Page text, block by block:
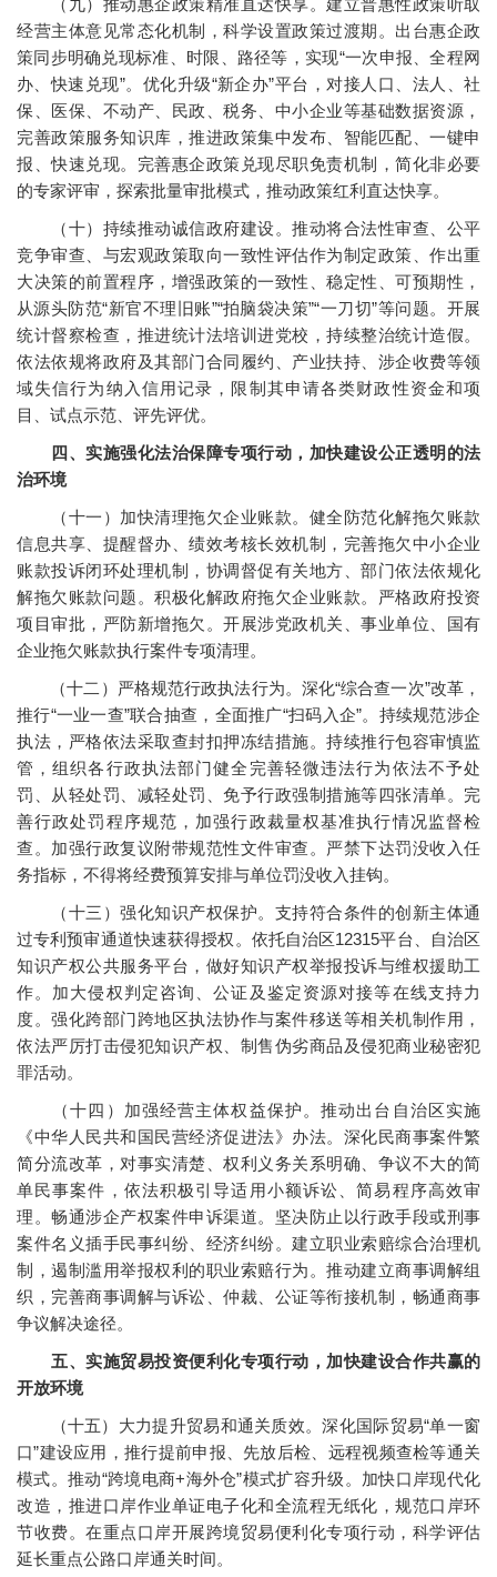
经营主体意见常态化机制，科学设置政策过渡期。出台惠企政
策同步明确兑现标准、时限、路径等，实现“一次申报、全程网
办、快速兑现”。优化升级“新企办”平台，对接人口、法人、社
保、医保、不动产、民政、税务、中小企业等基础数据资源，
完善政策服务知识库，推进政策集中发布、智能匹配、一键申
报、快速兑现。完善惠企政策兑现尽职免责机制，简化非必要
的专家评审，探索批量审批模式，推动政策红利直达快享。
（十）持续推动诚信政府建设。推动将合法性审查、公平
竞争审查、与宏观政策取向一致性评估作为制定政策、作出重
大决策的前置程序，增强政策的一致性、稳定性、可预期性，
从源头防范“新官不理旧账”“拍脑袋决策”“一刀切”等问题。开展
统计督察检查，推进统计法培训进党校，持续整治统计造假。
依法依规将政府及其部门合同履约、产业扶持、涉企收费等领
域失信行为纳入信用记录，限制其申请各类财政性资金和项
目、试点示范、评先评优。
四、实施强化法治保障专项行动，加快建设公正透明的法
治环境
（十一）加快清理拖欠企业账款。健全防范化解拖欠账款
信息共享、提醒督办、绩效考核长效机制，完善拖欠中小企业
账款投诉闭环处理机制，协调督促有关地方、部门依法依规化
解拖欠账款问题。积极化解政府拖欠企业账款。严格政府投资
项目审批，严防新增拖欠。开展涉党政机关、事业单位、国有
企业拖欠账款执行案件专项清理。
（十二）严格规范行政执法行为。深化“综合查一次”改革，
推行“一业一查”联合抽查，全面推广“扫码入企”。持续规范涉企
执法，严格依法采取查封扣押冻结措施。持续推行包容审慎监
管，组织各行政执法部门健全完善轻微违法行为依法不予处
罚、从轻处罚、减轻处罚、免予行政强制措施等四张清单。完
善行政处罚程序规范，加强行政裁量权基准执行情况监督检
查。加强行政复议附带规范性文件审查。严禁下达罚没收入任
务指标，不得将经费预算安排与单位罚没收入挂钩。
（十三）强化知识产权保护。支持符合条件的创新主体通
过专利预审通道快速获得授权。依托自治区12315平台、自治区
知识产权公共服务平台，做好知识产权举报投诉与维权援助工
作。加大侵权判定咨询、公证及鉴定资源对接等在线支持力
度。强化跨部门跨地区执法协作与案件移送等相关机制作用，
依法严厉打击侵犯知识产权、制售伪劣商品及侵犯商业秘密犯
罪活动。
（十四）加强经营主体权益保护。推动出台自治区实施
《中华人民共和国民营经济促进法》办法。深化民商事案件繁
简分流改革，对事实清楚、权利义务关系明确、争议不大的简
单民事案件，依法积极引导适用小额诉讼、简易程序高效审
理。畅通涉企产权案件申诉渠道。坚决防止以行政手段或刑事
案件名义插手民事纠纷、经济纠纷。建立职业索赔综合治理机
制，遏制滥用举报权利的职业索赔行为。推动建立商事调解组
织，完善商事调解与诉讼、仲裁、公证等衔接机制，畅通商事
争议解决途径。
五、实施贸易投资便利化专项行动，加快建设合作共赢的
开放环境
（十五）大力提升贸易和通关质效。深化国际贸易“单一窗
口”建设应用，推行提前申报、先放后检、远程视频查检等通关
模式。推动“跨境电商+海外仓”模式扩容升级。加快口岸现代化
改造，推进口岸作业单证电子化和全流程无纸化，规范口岸环
节收费。在重点口岸开展跨境贸易便利化专项行动，科学评估
延长重点公路口岸通关时间。